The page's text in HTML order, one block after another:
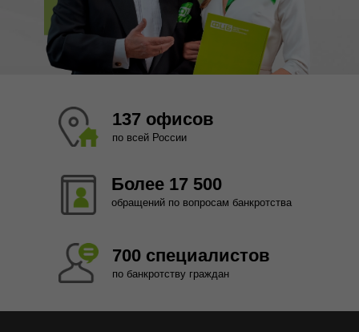
обращений по вопросам банкротства
Более 17 500
по банкротству граждан
700 специалистов
по всей России
137 офисов